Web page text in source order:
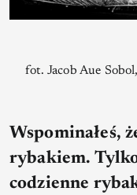
fot. Jacob Aue
Wspominałeś,
rybakiem.
codzienne